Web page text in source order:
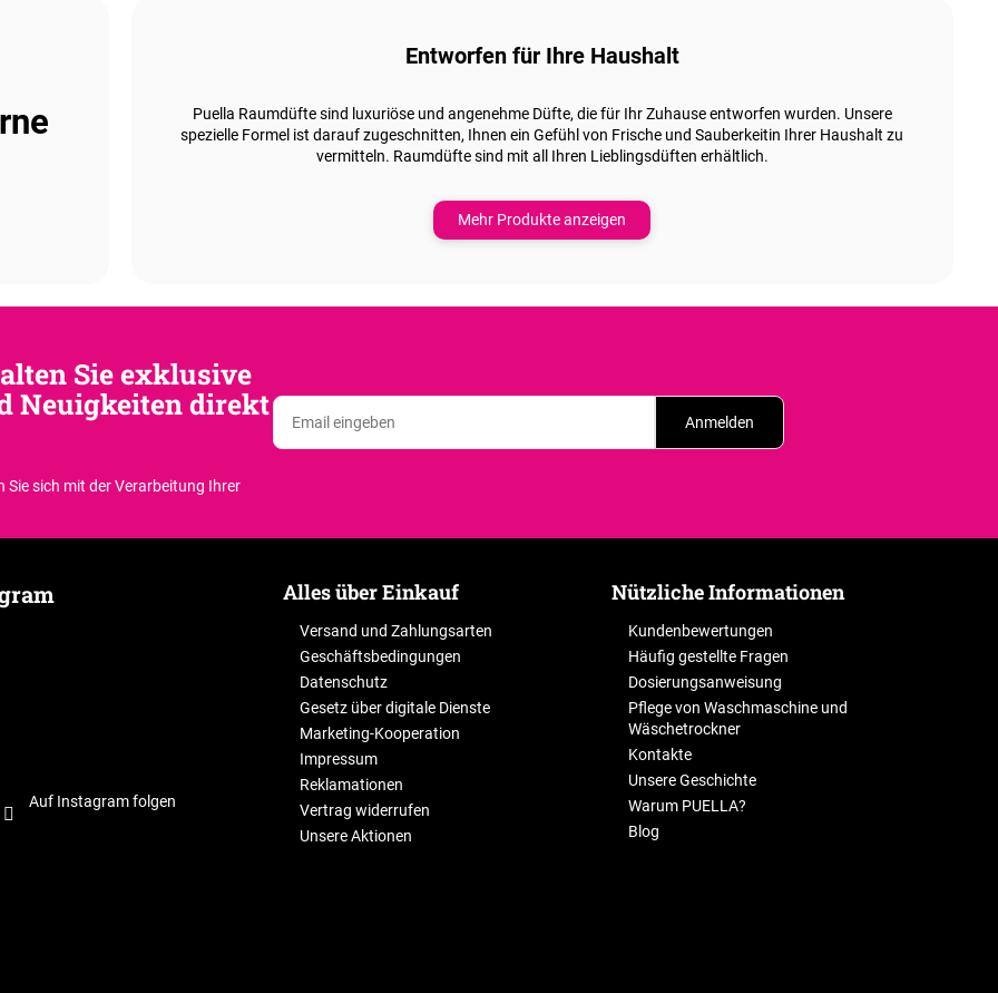
Entworfen für Ihre Haushalt
Puella Raumdüfte sind luxuriöse und angenehme Düfte, die für Ihr Zuhause entworfen wurden. Unsere
spezielle Formel ist darauf zugeschnitten, Ihnenein Gefühl von Frische und Sauberkeitin Ihrer Haushalt zu
vermitteln. Raumdüfte sind mit all Ihren Lieblingsdüften erhältlich.
Mehr Produkte anzeigen
Sie exklusive
Neuigkeiten direkt
Sie sich mit der Verarbeitung Ihrer
Anmelden
Auf Instagram folgen
Alles über Einkauf
Versand und Zahlungsarten
Geschäftsbedingungen
Datenschutz
Gesetz über digitale Dienste
Marketing-Kooperation
Impressum
Reklamationen
Vertrag widerrufen
Unsere Aktionen
Nützliche Informationen
Kundenbewertungen
Häufig gestellte Fragen
Dosierungsanweisung
Pflege von Waschmaschine und
Wäschetrockner
Kontakte
Unsere Geschichte
Warum PUELLA?
Blog